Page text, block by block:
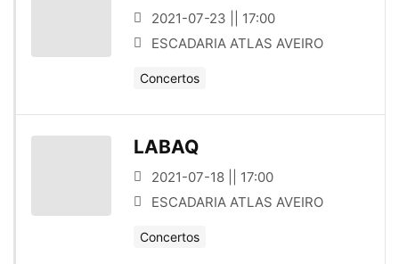
2021-07-23 || 17:00
ESCADARIA ATLAS AVEIRO
Concertos
LABAQ
2021-07-18 || 17:00
ESCADARIA ATLAS AVEIRO
Concertos